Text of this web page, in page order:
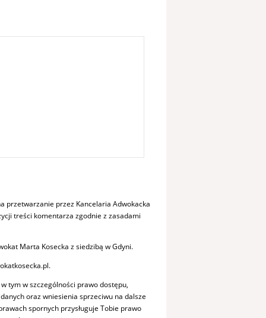
przetwarzanie przez Kancelaria Adwokacka
treści komentarza zgodnie z zasadami
Marta Kosecka z siedzibą w Gdyni.
tym w szczególności prawo dostępu,
oraz wniesienia sprzeciwu na dalsze
spornych przysługuje Tobie prawo